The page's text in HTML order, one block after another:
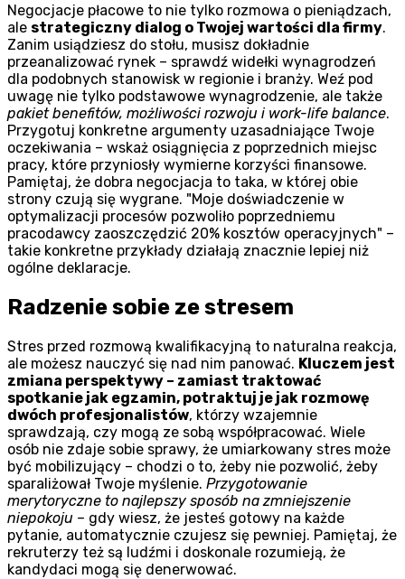
Negocjacje płacowe to nie tylko rozmowa o pieniądzach,
ale strategiczny dialog o Twojej wartości dla firmy.
Zanim usiądziesz do stołu, musisz dokładnie
przeanalizować rynek – sprawdź widełki wynagrodzeń
dla podobnych stanowisk w regionie i branży. Weź pod
uwagę nie tylko podstawowe wynagrodzenie, ale także
pakiet benefitów, możliwości rozwoju i work-life balance.
Przygotuj konkretne argumenty uzasadniające Twoje
oczekiwania – wskaż osiągnięcia z poprzednich miejsc
pracy, które przyniosły wymierne korzyści finansowe.
Pamiętaj, że dobra negocjacja to taka, w której obie
strony czują się wygrane.
Moje doświadczenie w
optymalizacji procesów pozwoliło poprzedniemu
pracodawcy zaoszczędzić 20% kosztów operacyjnych
–
takie konkretne przykłady działają znacznie lepiej niż
ogólne deklaracje.
Radzenie sobie ze stresem
Stres przed rozmową kwalifikacyjną to naturalna reakcja,
ale możesz nauczyć się nad nim panować. Kluczem jest
zmiana perspektywy – zamiast traktować
spotkanie jak egzamin, potraktuj je jak rozmowę
dwóch profesjonalistów, którzy wzajemnie
sprawdzają, czy mogą ze sobą współpracować. Wiele
osób nie zdaje sobie sprawy, że umiarkowany stres może
być mobilizujący – chodzi o to, żeby nie pozwolić, żeby
sparaliżował Twoje myślenie. Przygotowanie
merytoryczne to najlepszy sposób na zmniejszenie
niepokoju – gdy wiesz, że jesteś gotowy na każde
pytanie, automatycznie czujesz się pewniej. Pamiętaj, że
rekruterzy też są ludźmi i doskonale rozumieją, że
kandydaci mogą się denerwować.